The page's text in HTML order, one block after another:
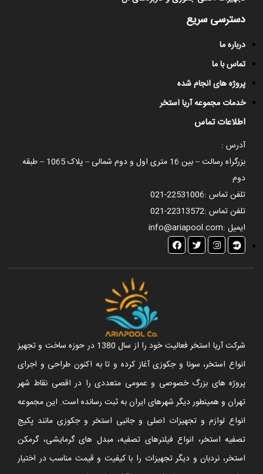
دسترسی سریع
درباره ما
تماس با ما
پروژه های انجام شده
خدمات مجموعه آریا استخر
اطلاعات تماس
آدرس :
بزرگراه رسالت – بین 16 متری اول و دوم شمالی – پلاک 1065 – طبقه
دوم
تلفن تماس :021-22531006
تلفن تماس :021-22313572
ایمیل :info@ariapool.com
شرکت آریا استخر فعالیت خود را از سال 1380 در حوزه ساخت و تجهیز
انواع استخر، سونا و جکوزی آغاز کرده و تا به اکنون طراحی و اجرای
پروژه های بزرگ خصوصی و عمومی متعددی را در اقصی نقاط شهر
تهران و همینطور دیگر شهرهای ایران به ثبت رسانده است. این مجموعه
انواع لوازم و تجهیزات اصلی و جانبی استخر و جکوزی مانند پکیج
تصفیه استخر، انواع فیلترهای تصفیه، مبدل های گرمایشی، گرمکن
استخر، نردبان و دیگر تجهیزات را با کیفیت و قیمت مناسب در اختیار